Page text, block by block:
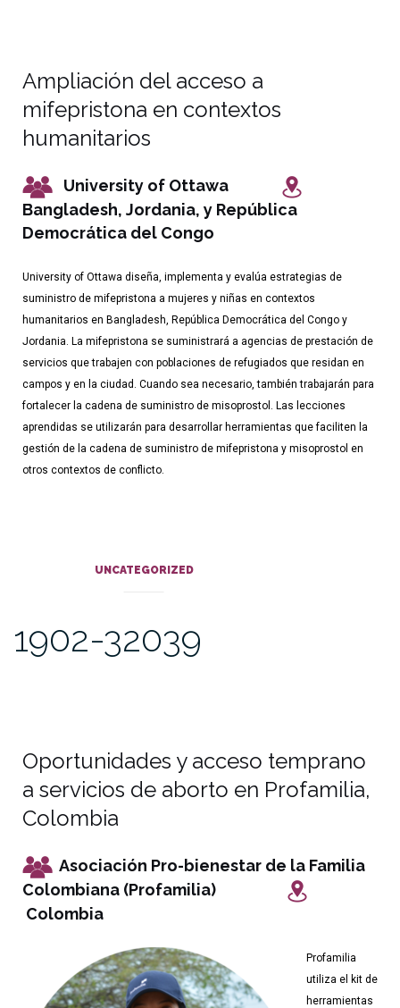
Ampliación del acceso a
mifepristona en contextos
humanitarios
University of Ottawa
Bangladesh, Jordania, y República
Democrática del Congo
University of Ottawa diseña, implementa y evalúa estrategias de
suministro de mifepristona a mujeres y niñas en contextos
humanitarios en Bangladesh, República Democrática del Congo y
Jordania. La mifepristona se suministrará a agencias de prestación de
servicios que trabajen con poblaciones de refugiados que residan en
campos y en la ciudad. Cuando sea necesario, también trabajarán para
fortalecer la cadena de suministro de misoprostol. Las lecciones
aprendidas se utilizarán para desarrollar herramientas que faciliten la
gestión de la cadena de suministro de mifepristona y misoprostol en
otros contextos de conflicto.
UNCATEGORIZED
1902-32039
Oportunidades y acceso temprano
a servicios de aborto en Profamilia,
Colombia
Asociación Pro-bienestar de la Familia
Colombiana (Profamilia)
Colombia
Profamilia
utiliza el kit de
herramientas